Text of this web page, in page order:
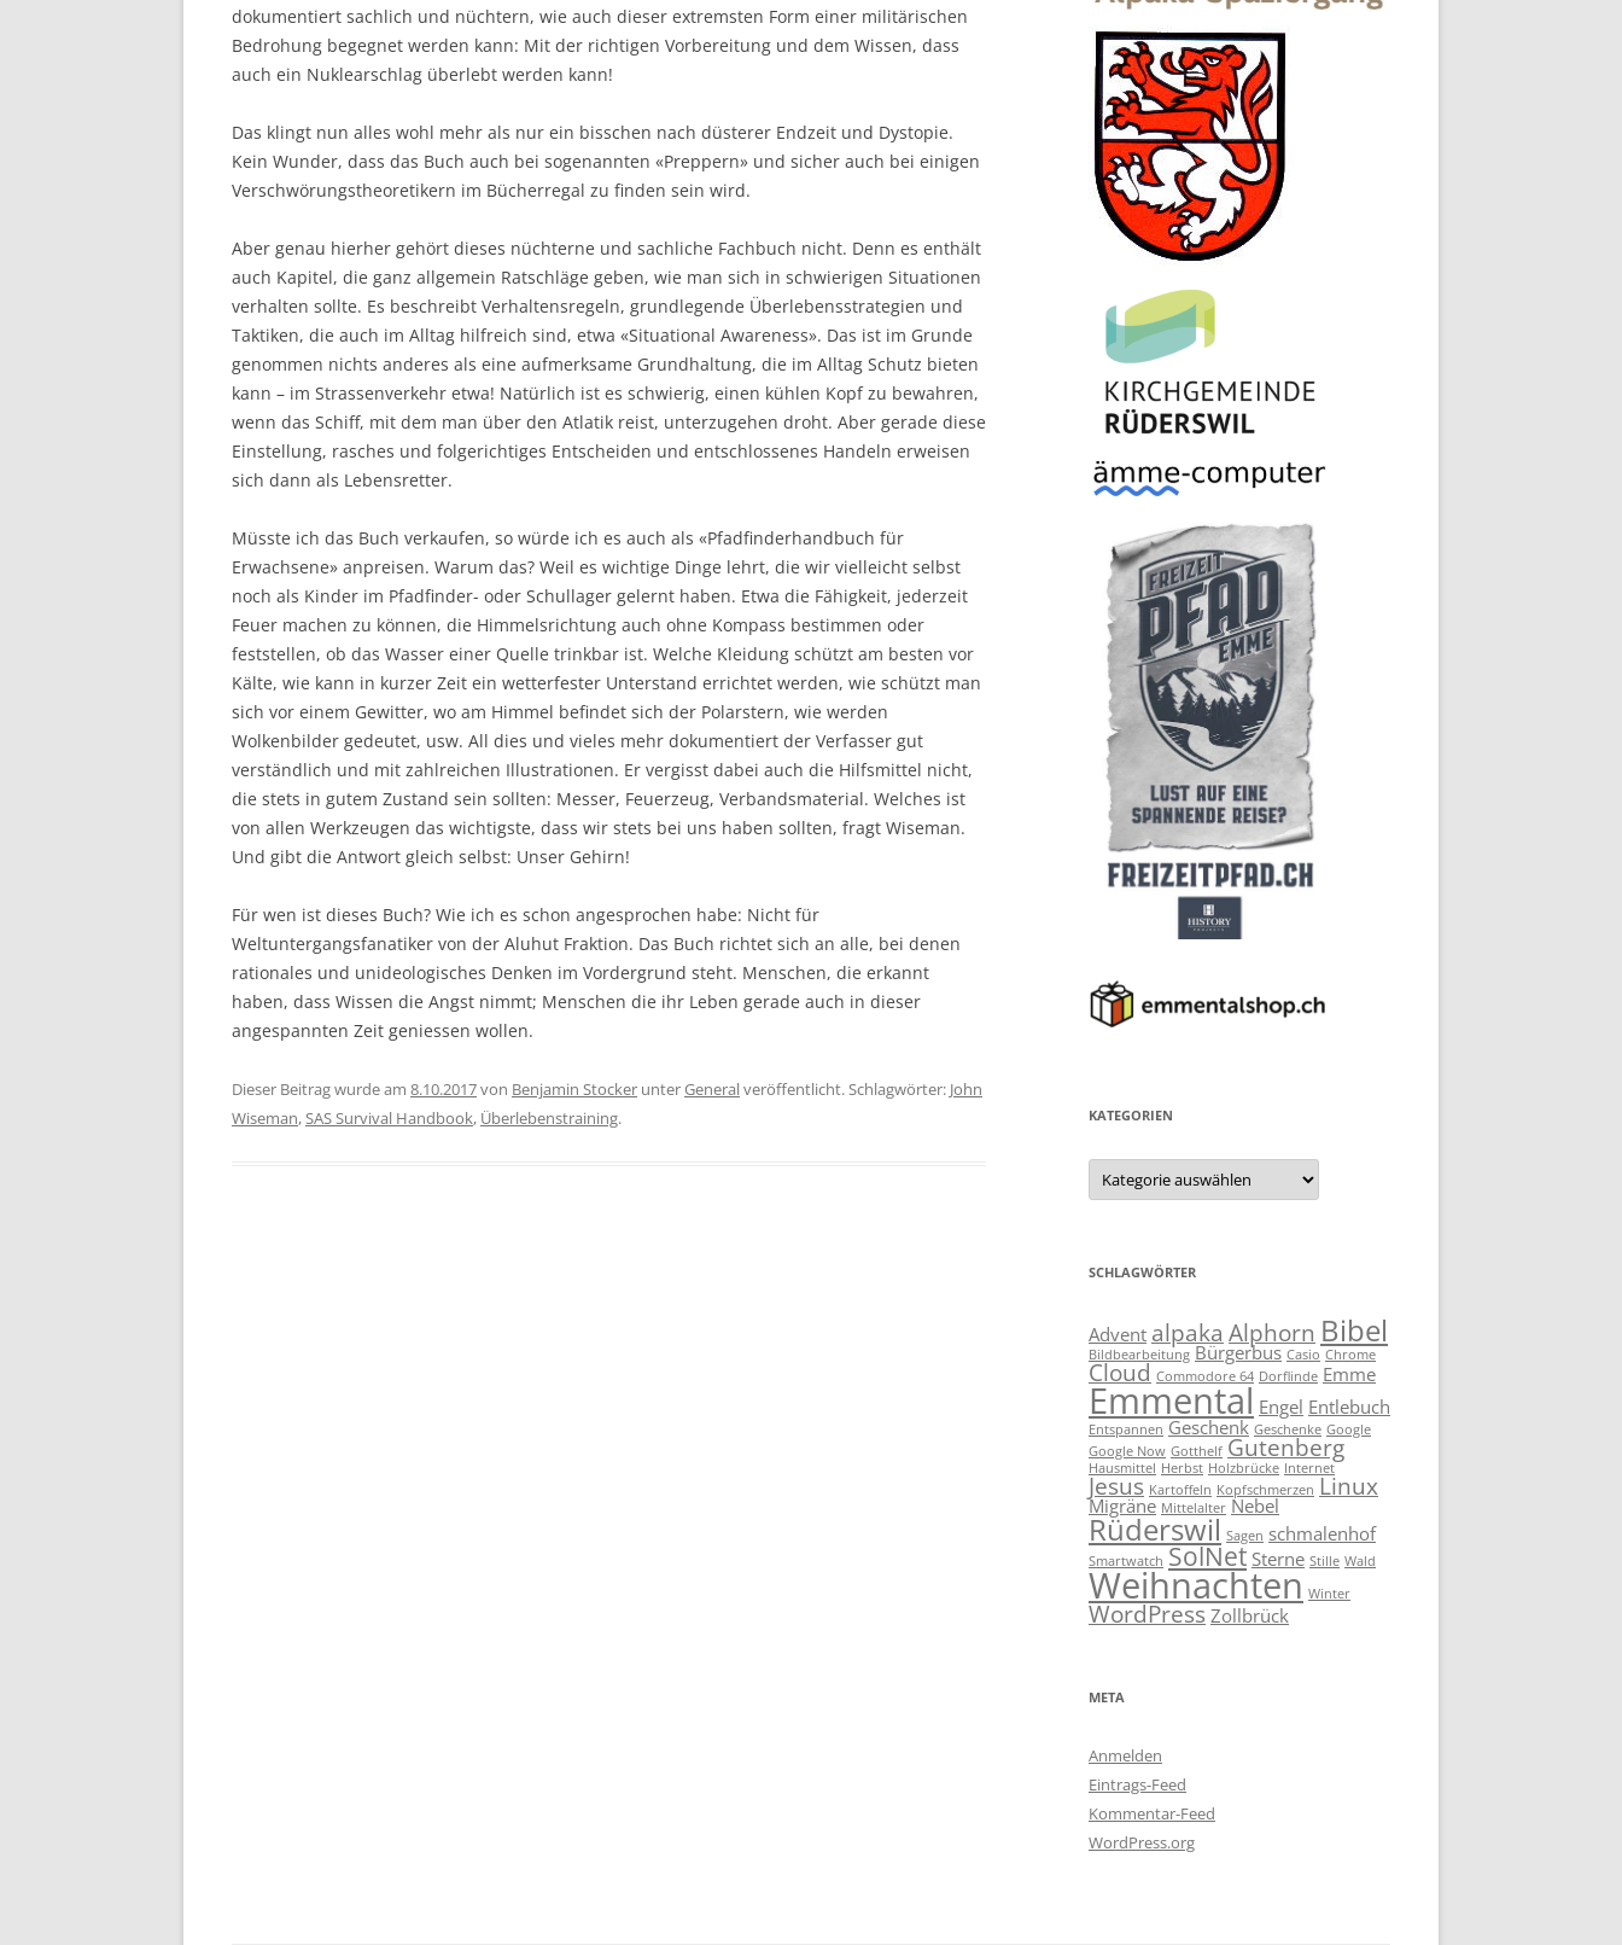
dokumentiert sachlich und nüchtern, wie auch dieser extremsten Form einer militärischen
Bedrohung begegnet werden kann: Mit der richtigen Vorbereitung und dem Wissen, dass
auch ein Nuklearschlag überlebt werden kann!
Das klingt nun alles wohl mehr als nur ein bisschen nach düsterer Endzeit und Dystopie.
Kein Wunder, dass das Buch auch bei sogenannten «Preppern» und sicher auch bei einigen
Verschwörungstheoretikern im Bücherregal zu finden sein wird.
Aber genau hierher gehört dieses nüchterne und sachliche Fachbuch nicht. Denn es enthält
auch Kapitel, die ganz allgemein Ratschläge geben, wie man sich in schwierigen Situationen
verhalten sollte. Es beschreibt Verhaltensregeln, grundlegende Überlebensstrategien und
Taktiken, die auch im Alltag hilfreich sind, etwa «Situational Awareness». Das ist im Grunde
genommen nichts anderes als eine aufmerksame Grundhaltung, die im Alltag Schutz bieten
kann – im Strassenverkehr etwa! Natürlich ist es schwierig, einen kühlen Kopf zu bewahren,
wenn das Schiff, mit dem man über den Atlatik reist, unterzugehen droht. Aber gerade diese
Einstellung, rasches und folgerichtiges Entscheiden und entschlossenes Handeln erweisen
sich dann als Lebensretter.
Müsste ich das Buch verkaufen, so würde ich es auch als «Pfadfinderhandbuch für
Erwachsene» anpreisen. Warum das? Weil es wichtige Dinge lehrt, die wir vielleicht selbst
noch als Kinder im Pfadfinder- oder Schullager gelernt haben. Etwa die Fähigkeit, jederzeit
Feuer machen zu können, die Himmelsrichtung auch ohne Kompass bestimmen oder
feststellen, ob das Wasser einer Quelle trinkbar ist. Welche Kleidung schützt am besten vor
Kälte, wie kann in kurzer Zeit ein wetterfester Unterstand errichtet werden, wie schützt man
sich vor einem Gewitter, wo am Himmel befindet sich der Polarstern, wie werden
Wolkenbilder gedeutet, usw. All dies und vieles mehr dokumentiert der Verfasser gut
verständlich und mit zahlreichen Illustrationen. Er vergisst dabei auch die Hilfsmittel nicht,
die stets in gutem Zustand sein sollten: Messer, Feuerzeug, Verbandsmaterial. Welches ist
von allen Werkzeugen das wichtigste, dass wir stets bei uns haben sollten, fragt Wiseman.
Und gibt die Antwort gleich selbst: Unser Gehirn!
Für wen ist dieses Buch? Wie ich es schon angesprochen habe: Nicht für
Weltuntergangsfanatiker von der Aluhut Fraktion. Das Buch richtet sich an alle, bei denen
rationales und unideologisches Denken im Vordergrund steht. Menschen, die erkannt
haben, dass Wissen die Angst nimmt; Menschen die ihr Leben gerade auch in dieser
angespannten Zeit geniessen wollen.
Dieser Beitrag wurde am 8.10.2017von Benjamin Stocker unterGeneralveröffentlicht. Schlagwörter: John
Wiseman,SAS Survival Handbook, Überlebenstraining. KATEGORIEN
Kategorien
SCHLAGWÖRTER
Advent alpaka Alphorn Bibel
Bildbearbeitung Bürgerbus Casio Chrome
Cloud Commodore 64 Dorflinde Emme
Emmental Engel Entlebuch
Entspannen Geschenk Geschenke Google
Google Now Gotthelf Gutenberg
Hausmittel Herbst Holzbrücke Internet
Jesus Kartoffeln Kopfschmerzen Linux
Migräne Mittelalter Nebel
Rüderswil Sagen schmalenhof
Smartwatch SolNet Sterne Stille Wald
Weihnachten Winter
WordPress Zollbrück
META
Anmelden
Eintrags-Feed
Kommentar-Feed
WordPress.org